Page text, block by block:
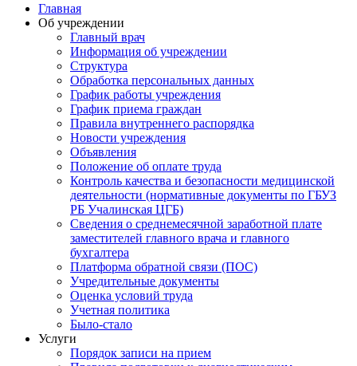
Главная
Об учреждении
Главный врач
Информация об учреждении
Структура
Обработка персональных данных
График работы учреждения
График приема граждан
Правила внутреннего распорядка
Новости учреждения
Объявления
Положение об оплате труда
Контроль качества и безопасности медицинской
деятельности (нормативные документы по ГБУЗ
РБ Учалинская ЦГБ)
Сведения о среднемесячной заработной плате
заместителей главного врача и главного
бухгалтера
Платформа обратной связи (ПОС)
Учредительные документы
Оценка условий труда
Учетная политика
Было-стало
Услуги
Порядок записи на прием